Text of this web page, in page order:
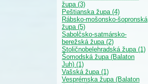
župa (3)
Peštianska župa (4)
Rábsko-mošonsko-šopronská
župa (5)
Sabolčsko-satmársko-
berežská župa (2)
Stoličnobelehradská župa (1)
Šomodská župa (Balaton
Juh) (1)
Vašská župa (1)
Vesprémska župa (Balaton